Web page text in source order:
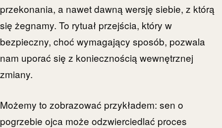
przekonania, a nawet dawną wersję siebie, z którą
się żegnamy. To rytuał przejścia, który w
bezpieczny, choć wymagający sposób, pozwala
nam uporać się z koniecznością wewnętrznej
zmiany.
Możemy to zobrazować przykładem: sen o
pogrzebie ojca może odzwierciedlać proces